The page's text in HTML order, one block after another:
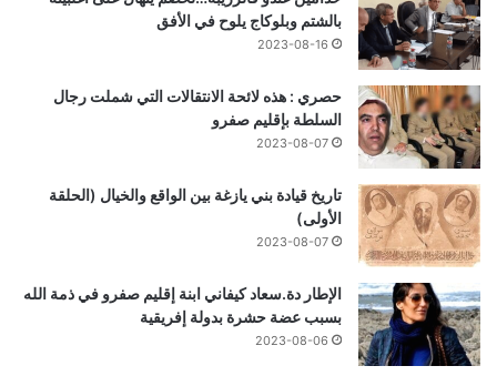
بالشتم وبلوكاج يلوح في الأفق
2023-08-16
حصري : هذه لائحة الانتقالات التي شملت رجال
السلطة بإقليم صفرو
2023-08-07
تاريخ قيادة بني يازغة بين الواقع والخيال (الحلقة
الأولى)
2023-08-07
الإطار دة.سعاد كيفاني ابنة إقليم صفرو في ذمة الله
بسبب عضة حشرة بدولة إفريقية
2023-08-06